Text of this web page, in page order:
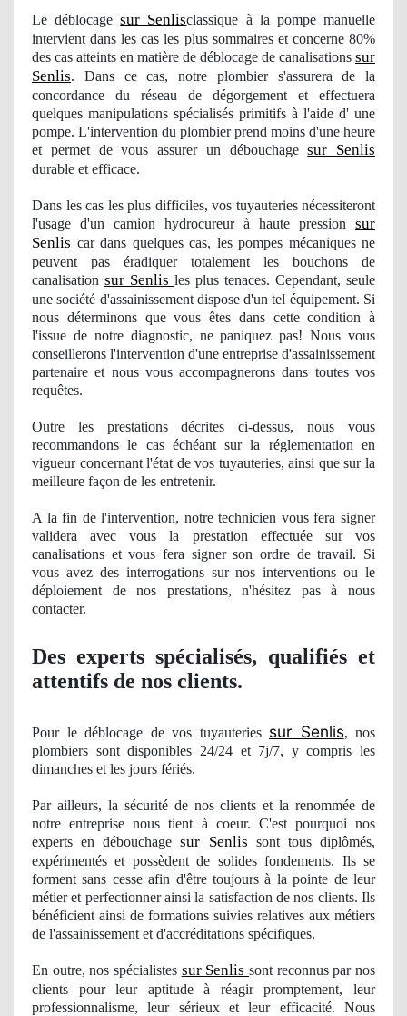
Le déblocagesur Senlisclassique à la pompe manuelle
intervient dans les cas les plus sommaires et concerne 80%
des cas atteints en matière de déblocage de canalisations sur
Senlis. Dans ce cas, notre plombiers'assurera de la
concordance du réseau de dégorgement et effectuera
quelques manipulations spécialisés primitifs à l'aide d' une
pompe. L'intervention du plombierprend moins d'une heure
et permet de vous assurerun débouchagesur Senlis
durable et efficace.
Dans les cas les plus difficiles, vos tuyauteries nécessiteront
l'usage d'un camion hydrocureur à haute pression sur
Senlis car dans quelques cas, les pompes mécaniques ne
peuvent pas éradiquer totalement les bouchons de
canalisation sur Senlis les plus tenaces. Cependant, seule
une société d'assainissement dispose d'un tel équipement. Si
nous déterminonsque vous êtes dans cette condition à
l'issue de notre diagnostic, ne paniquez pas! Nous vous
conseillerons l'intervention d'une entreprise d'assainissement
partenaire et nous vous accompagnerons dans toutes vos
requêtes.
Outre les prestations décrites ci-dessus, nous vous
recommandons le cas échéant sur la réglementation en
vigueur concernant l'état de vos tuyauteries, ainsi que sur la
meilleure façon de les entretenir.
A la fin de l'intervention, notre technicien vous fera signer
validera avec vous la prestation effectuée sur vos
canalisations et vous fera signer son ordre de travail. Si
vous avez des interrogations sur nos interventions ou le
déploiement de nos prestations, n'hésitez pas à nous
contacter.
Des experts spécialisés, qualifiés et
attentifs de nos clients.
Pour le déblocage de vos tuyauteries sur Senlis, nos
plombiers sont disponibles 24/24 et 7j/7, y compris les
dimanches et les jours fériés.
Par ailleurs, la sécurité de nos clients et la renommée de
notre entreprise nous tient à coeur. C'est pourquoi nos
experts en débouchagesur Senlis sont tous diplômés,
expérimentés et possèdent de solides fondements. Ils se
forment sans cesse afin d'être toujours à la pointe de leur
métier et perfectionner ainsi la satisfaction de nos clients. Ils
bénéficient ainsi de formations suivies relatives aux métiers
de l'assainissement et d'accréditations spécifiques.
En outre, nos spécialistes sur Senlissont reconnus par nos
clients pour leur aptitude à réagir promptement, leur
professionnalisme, leur sérieux et leur efficacité. Nous